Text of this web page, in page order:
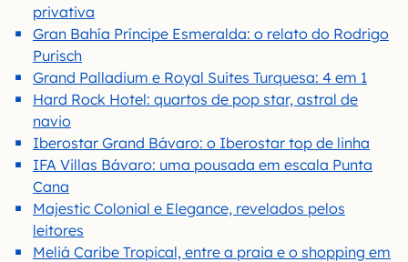
privativa
Gran Bahía Príncipe Esmeralda: o relato do Rodrigo
Purisch
Grand Palladium e Royal Suites Turquesa: 4 em 1
Hard Rock Hotel: quartos de pop star, astral de
navio
Iberostar Grand Bávaro: o Iberostar top de linha
IFA Villas Bávaro: uma pousada em escala Punta
Cana
Majestic Colonial e Elegance, revelados pelos
leitores
Meliá Caribe Tropical, entre a praia e o shopping em